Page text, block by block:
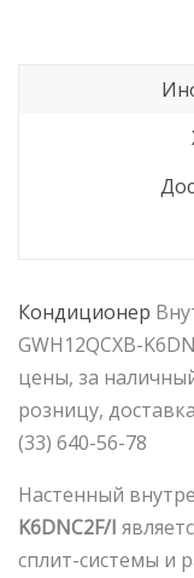
Кондиционер
GWH12QCXB-
цены, за
розницу,
(33) 640-56-78
Настенный
K6DNC2F/I
сплит-системы и